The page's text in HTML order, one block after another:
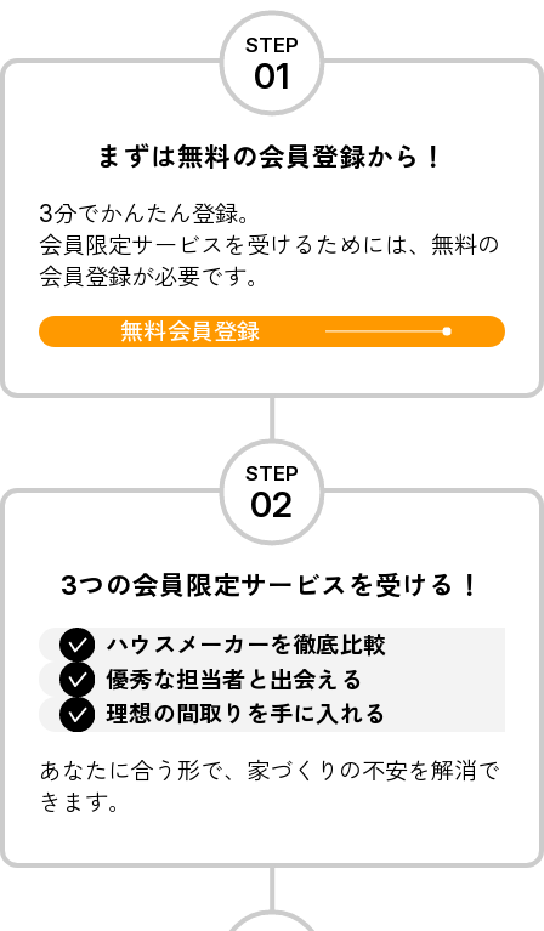
STEP
01
まずは無料の会員登録から！
3分でかんたん登録。
会員限定サービスを受けるためには、 無料の
会員登録が必要です。
無料会員登録
STEP
02
3つの会員限定サービスを受ける！
ハウスメーカーを徹底比較
優秀な担当者と出会える
理想の間取りを手に入れる
あなたに合う形で、 家づくりの不安を解消で
きます。